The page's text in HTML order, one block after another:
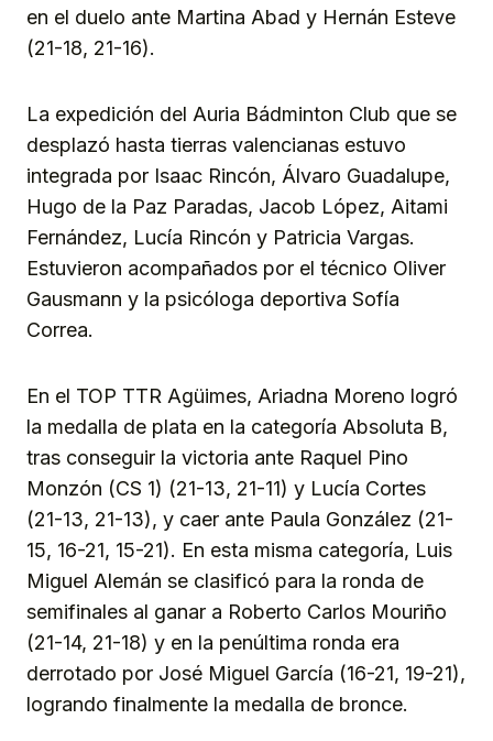
en el duelo ante Martina Abad y Hernán Esteve
(21-18, 21-16).
La expedición del Auria Bádminton Club que se
desplazó hasta tierras valencianas estuvo
integrada por Isaac Rincón, Álvaro Guadalupe,
Hugo de la Paz Paradas, Jacob López, Aitami
Fernández, Lucía Rincón y Patricia Vargas.
Estuvieron acompañados por el técnico Oliver
Gausmann y la psicóloga deportiva Sofía
Correa.
En el TOP TTR Agüimes, Ariadna Moreno logró
la medalla de plata en la categoría Absoluta B,
tras conseguir la victoria ante Raquel Pino
Monzón (CS 1) (21-13, 21-11) y Lucía Cortes
(21-13, 21-13), y caer ante Paula González (21-
15, 16-21, 15-21). En esta misma categoría, Luis
Miguel Alemán se clasificó para la ronda de
semifinales al ganar a Roberto Carlos Mouriño
(21-14, 21-18) y en la penúltima ronda era
derrotado por José Miguel García (16-21, 19-21),
logrando finalmente la medalla de bronce.